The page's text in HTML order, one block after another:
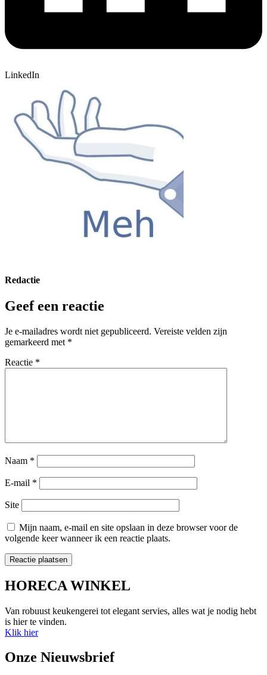
LinkedIn
Redactie
Geef een reactie
Je e-mailadres wordt niet gepubliceerd. Vereiste velden zijn
gemarkeerd met *
Reactie *
Naam *
E-mail *
Site
Mijn naam, e-mail en site opslaan in deze browser voor de
volgende keer wanneer ik een reactie plaats.
HORECA WINKEL
Van robuust keukengerei tot elegant servies, alles wat je nodig hebt
is hier te vinden.
Klik hier
Onze Nieuwsbrief